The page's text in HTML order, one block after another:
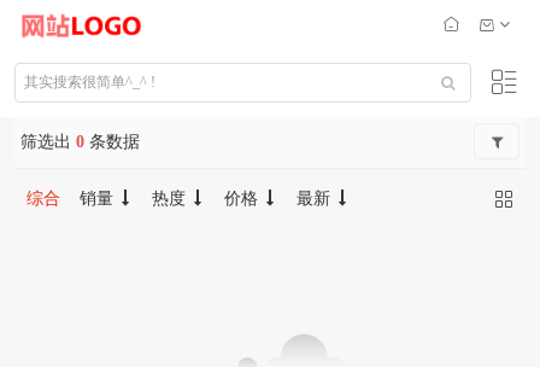
筛选出 0 条数据
综合 销量 热度 价格 最新